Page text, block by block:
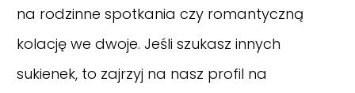
na rodzinne spotkania czy romantyczną
kolację we dwoje. Jeśli szukasz innych
sukienek, to zajrzyj na nasz profil na